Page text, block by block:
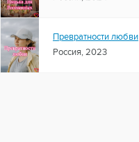
Превратности любви
Россия, 2023